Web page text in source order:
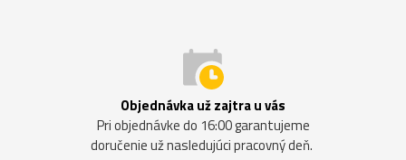
Objednávka už zajtra u vás
Pri objednávke do 16:00 garantujeme
doručenie už nasledujúci pracovný deň.